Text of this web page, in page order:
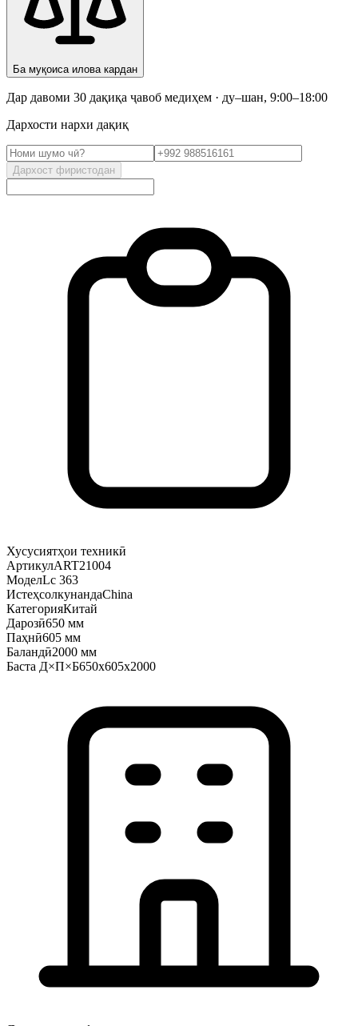
Ба муқоиса илова кардан
Дар давоми 30 дақиқа ҷавоб медиҳем · ду–шан, 9:00–18:00
Дархости нархи дақиқ
Дархост фиристодан
Хусусиятҳои техникӣ
АртикулART21004
МоделLc 363
ИстеҳсолкунандаChina
КатегорияКитай
Дарозӣ650 мм
Паҳнӣ605 мм
Баландӣ2000 мм
Баста Д×П×Б650x605x2000